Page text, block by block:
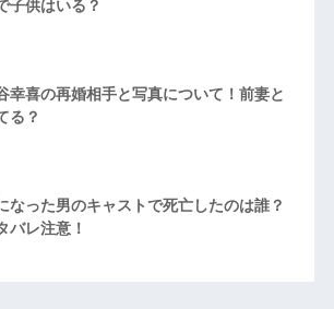
子供はいる？
幸喜の再婚相手と写真について！前妻と
る？
なった男のキャストで死亡したのは誰？
バレ注意！